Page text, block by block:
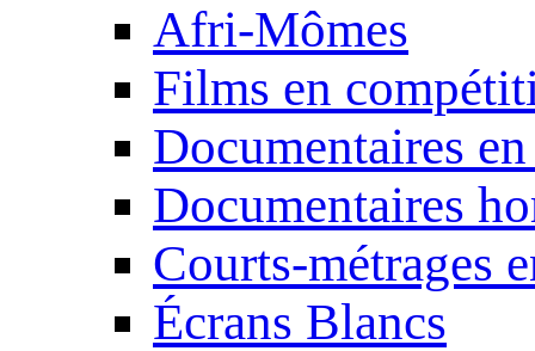
Afri-Mômes
Films en
Documentaires
Documentaires
Courts-métrages
Écrans Blancs